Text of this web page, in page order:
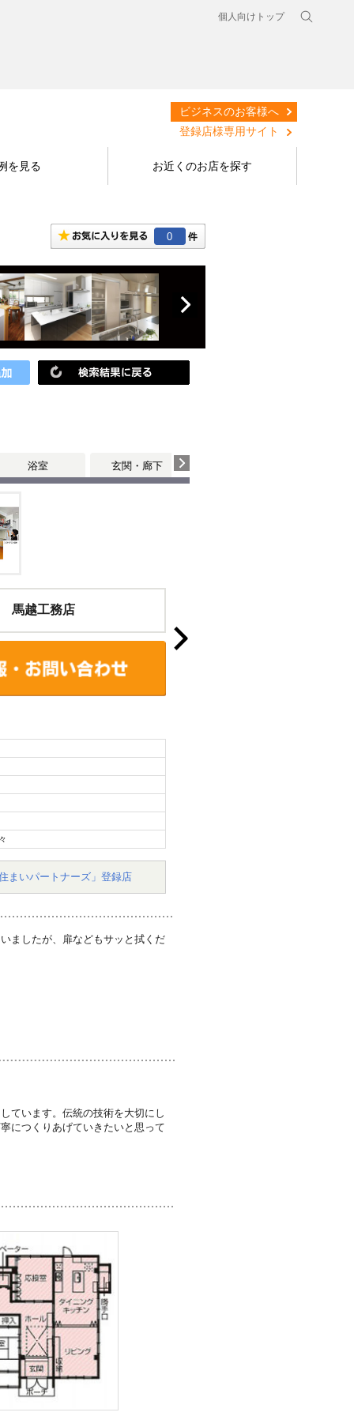
個人向けトップ
ビジネスのお客様へ
登録店様専用サイト
を見る お近くのお店を探す
0
浴室 玄関・廊下
馬越工務店
まいパートナーズ」登録店
ましたが、扉などもサッと拭くだ
ています。伝統の技術を大切にし
につくりあげていきたいと思って